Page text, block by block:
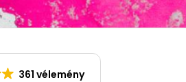
361 vélemény